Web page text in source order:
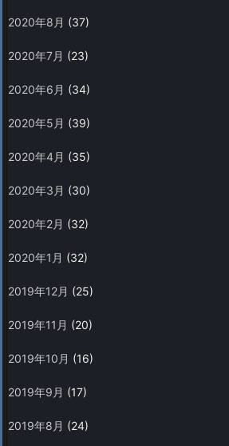
2020年8月 (37)
2020年7月 (23)
2020年6月 (34)
2020年5月 (39)
2020年4月 (35)
2020年3月 (30)
2020年2月 (32)
2020年1月 (32)
2019年12月 (25)
2019年11月 (20)
2019年10月 (16)
2019年9月 (17)
2019年8月 (24)